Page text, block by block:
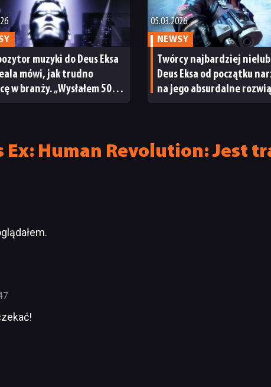
muzyki do Deus Eksa
mówi, jak trudno
w branży. „Wysłałem 50
05.03.2026
NEWSY
Twórcy najbardziej
Deus Eksa od początku
na jego absurdalne
Ex: Human Revolution: Jest